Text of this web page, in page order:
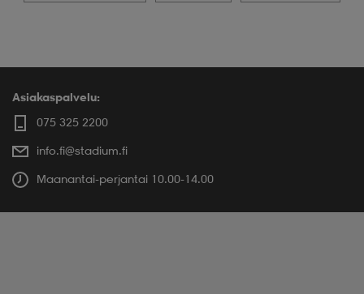
Asiakaspalvelu:
075 325 2200
info.fi@stadium.fi
Maanantai-perjantai 10.00-14.00